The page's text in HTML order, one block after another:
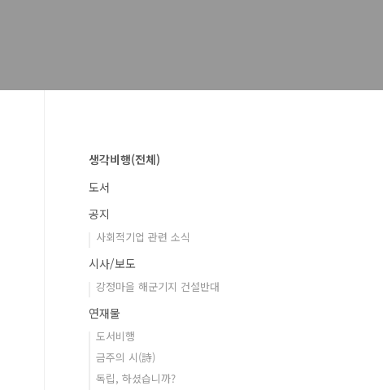
생각비행(전체)
도서
공지
사회적기업 관련 소식
시사/보도
강정마을 해군기지 건설반대
연재물
도서비행
금주의 시(詩)
독립, 하셨습니까?